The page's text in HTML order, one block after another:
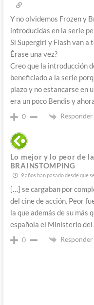
Y no olvidemos Frozen y
introducidas en la serie
Si Supergirl y Flash van a
Érase una vez?
Creo que la introducción
beneficiado a la serie
plazo y no estancarse en
era un poco Bendis y
0 Responder
Lo mejor y lo peor de
BRAINSTOMPING
9 años han pasado desde que
[…] se cargaban por
del cine de acción. Peor
la que además de su más
española el Ministerio
0 Responder